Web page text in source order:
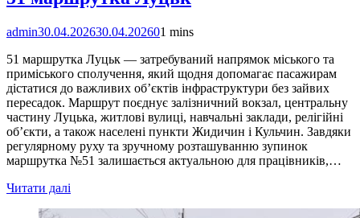
admin30.04.202630.04.202601 mins
51 маршрутка Луцьк — затребуваний напрямок міського та
приміського сполучення, який щодня допомагає пасажирам
дістатися до важливих об’єктів інфраструктури без зайвих
пересадок. Маршрут поєднує залізничний вокзал, центральну
частину Луцька, житлові вулиці, навчальні заклади, релігійні
об’єкти, а також населені пункти Жидичин і Кульчин. Завдяки
регулярному руху та зручному розташуванню зупинок
маршрутка №51 залишається актуальною для працівників,…
Читати далі